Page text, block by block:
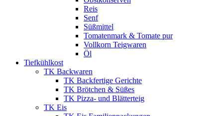
Reis
Senf
Süßmittel
Tomatenmark & Tomate pur
Vollkorn Teigwaren
Öl
Tiefkühlkost
TK Backwaren
TK Backfertige Gerichte
TK Brötchen & Süßes
TK Pizza- und Blätterteig
TK Eis